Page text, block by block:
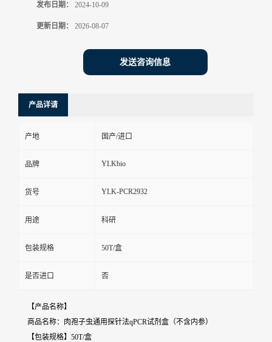
发布日期： 2024-10-09
更新日期： 2026-08-07
发送咨询信息
产品详请
产地 国产/进口
品牌 YLKbio
货号 YLK-PCR2932
用途 科研
包装规格 50T/盒
是否进口 否
【产品名称】
商品名称：肉孢子虫通用探针法qPCR试剂盒（不含内参）
【包装规格】50T/盒